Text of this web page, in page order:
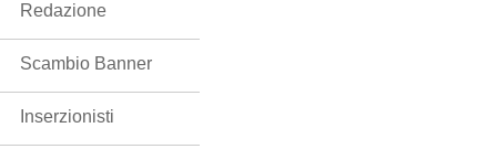
Redazione
Scambio Banner
Inserzionisti